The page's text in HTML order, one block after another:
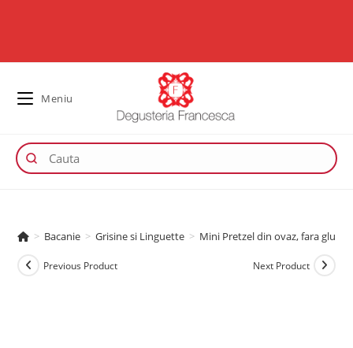
Meniu
> Bacanie > Grisine si Linguette > Mini Pretzel din ovaz, fara gluten
Previous Product Next Product